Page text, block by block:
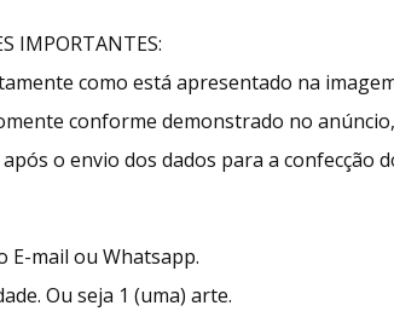
IMPORTANTES:
como está apresentado na
conforme demonstrado no
o envio dos dados para a confecção
E-mail ou Whatsapp.
Ou seja 1 (uma) arte.